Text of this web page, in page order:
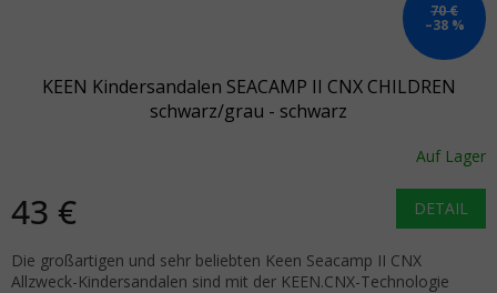
70 €
–38 %
KEEN Kindersandalen SEACAMP II CNX CHILDREN
schwarz/grau - schwarz
Auf Lager
43 € DETAIL
Die großartigen und sehr beliebten Keen Seacamp II CNX
Allzweck-Kindersandalen sind mit der KEEN.CNX-Technologie